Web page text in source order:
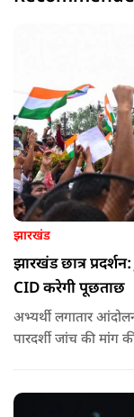
झारखंड
झारखंड छात्र
CID करेगी पूछताछ
अभ्यर्थी लगातार
पारदर्शी जांच की मांग